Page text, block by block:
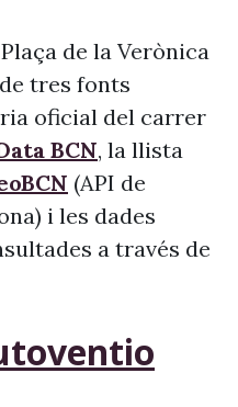
de la Verònica
tres fonts
oficial del carrer
BCN, la llista
(API de
i les dades
a través de